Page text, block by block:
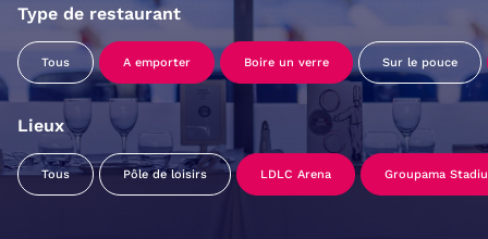
Type de restaurant
Tous A emporter Boire un verre Sur le pouce
Lieux
Tous Pôle de loisirs LDLC Arena Groupama